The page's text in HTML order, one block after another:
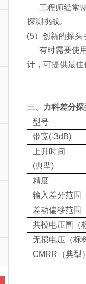
工程师经常需
探测挑战。
(5）创新的探
有时需要使用
计，可提供最
三、 力科差分探
型号
带宽(-3dB)
上升时间
(典型)
精度
输入差分范围
差动偏移范围
共模电压围（
无损电压（标
CMRR（典型